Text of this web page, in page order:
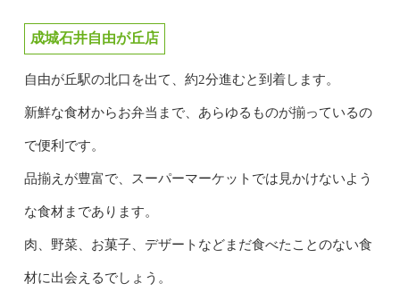
成城石井自由が丘店
自由が丘駅の北口を出て、約2分進むと到着します。
新鮮な食材からお弁当まで、あらゆるものが揃っているの
で便利です。
品揃えが豊富で、スーパーマーケットでは見かけないよう
な食材まであります。
肉、野菜、お菓子、デザートなどまだ食べたことのない食
材に出会えるでしょう。